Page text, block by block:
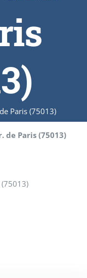
Paris (75013)
de Paris (75013)